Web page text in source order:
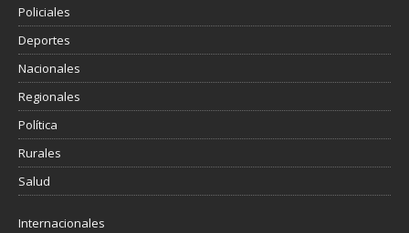
Policiales
Deportes
Nacionales
Regionales
Política
Rurales
Salud
Internacionales